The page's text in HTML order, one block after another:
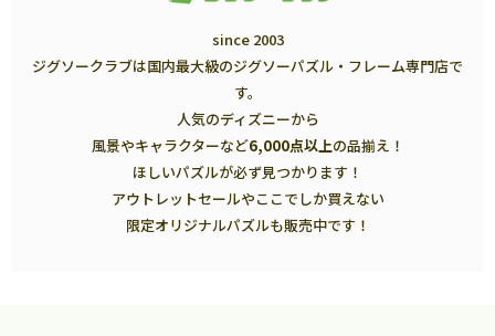
since 2003
ジグソークラブは国内最大級のジグソーパズル・フレーム専門店で
す。
人気のディズニーから
風景やキャラクターなど6,000点以上の品揃え！
ほしいパズルが必ず見つかります！
アウトレットセールやここでしか買えない
限定オリジナルパズルも販売中です！